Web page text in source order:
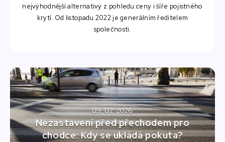
nejvýhodnější alternativy z pohledu ceny i šíře pojistného
krytí. Od listopadu 2022 je generálním ředitelem
společnosti.
09. 02. 2026
Nezastavení před přechodem pro
chodce: Kdy se ukládá pokuta?